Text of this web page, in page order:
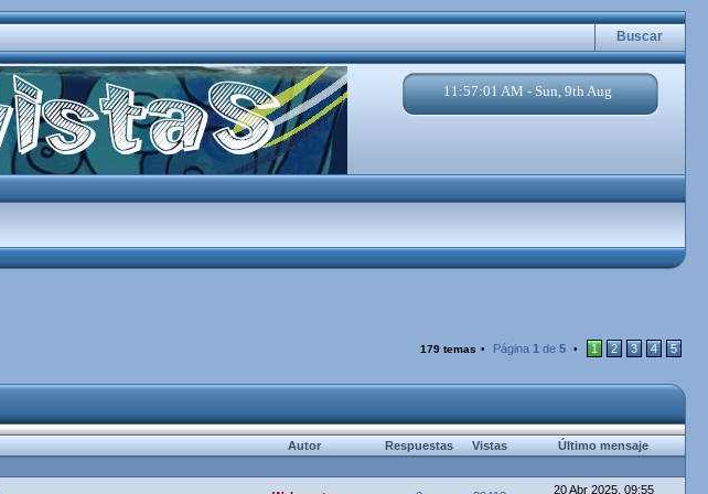
Buscar
11:57:02 AM - Sun, 9th Aug
179 temas • Página 1 de 5 • 1 2 3 4 5
Autor Respuestas Vistas Último mensaje
20 Abr 2025, 09:55